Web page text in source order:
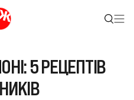
5 РЕЦЕПТІВ